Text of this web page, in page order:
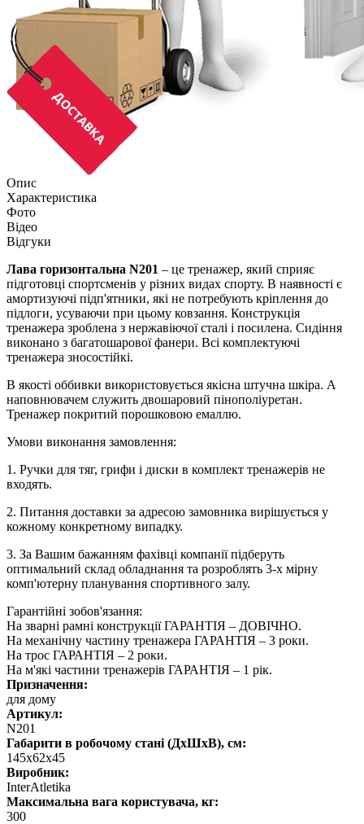
Опис
Характеристика
Фото
Відео
Відгуки
Лава горизонтальна N201 – це тренажер, який сприяє
підготовці спортсменів у різних видах спорту. В наявності є
амортизуючі підп'ятники, які не потребують кріплення до
підлоги, усуваючи при цьому ковзання. Конструкція
тренажера зроблена з нержавіючої сталі і посилена. Сидіння
виконано з багатошарової фанери. Всі комплектуючі
тренажера зносостійкі.
В якості оббивки використовується якісна штучна шкіра. А
наповнювачем служить двошаровий пінополіуретан.
Тренажер покритий порошковою емаллю.
Умови виконання замовлення:
1. Ручки для тяг, грифи і диски в комплект тренажерів не
входять.
2. Питання доставки за адресою замовника вирішується у
кожному конкретному випадку.
3. За Вашим бажанням фахівці компанії підберуть
оптимальний склад обладнання та розроблять 3-х мірну
комп'ютерну планування спортивного залу.
Гарантійні зобов'язання:
На зварні рамні конструкції ГАРАНТІЯ – ДОВІЧНО.
На механічну частину тренажера ГАРАНТІЯ – 3 роки.
На трос ГАРАНТІЯ – 2 роки.
На м'які частини тренажерів ГАРАНТІЯ – 1 рік.
Призначення:
для дому
Артикул:
N201
Габарити в робочому стані (ДхШхВ), см:
145х62х45
Виробник:
InterAtletika
Максимальна вага користувача, кг:
300